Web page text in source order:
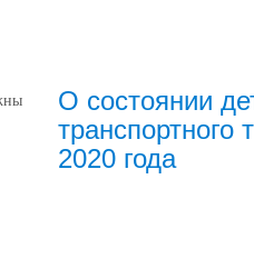
О состоянии
транспортного
2020 года